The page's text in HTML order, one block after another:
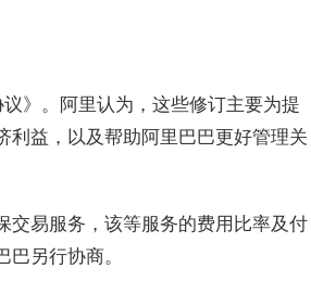
》。阿里认为，这些修订主要为提
益，以及帮助阿里巴巴更好管理关
交易服务，该等服务的费用比率及付
另行协商。